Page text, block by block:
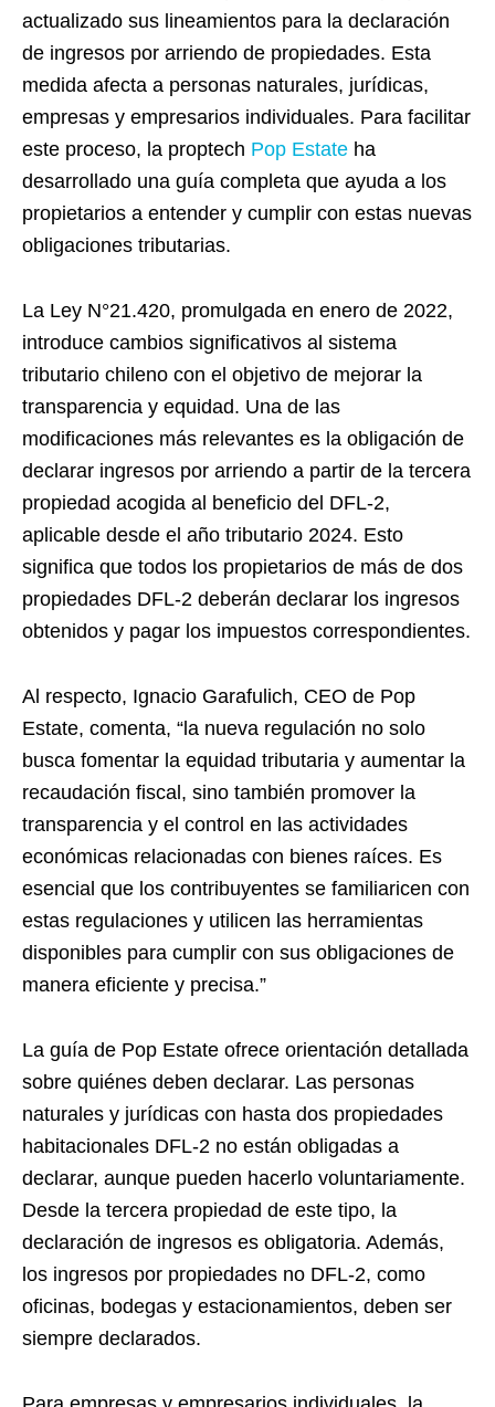
actualizado sus lineamientos para la declaración
de ingresos por arriendo de propiedades. Esta
medida afecta a personas naturales, jurídicas,
empresas y empresarios individuales. Para facilitar
este proceso, la proptech Pop Estate ha
desarrollado una guía completa que ayuda a los
propietarios a entender y cumplir con estas nuevas
obligaciones tributarias.
La Ley N°21.420, promulgada en enero de 2022,
introduce cambios significativos al sistema
tributario chileno con el objetivo de mejorar la
transparencia y equidad. Una de las
modificaciones más relevantes es la obligación de
declarar ingresos por arriendo a partir de la tercera
propiedad acogida al beneficio del DFL-2,
aplicable desde el año tributario 2024. Esto
significa que todos los propietarios de más de dos
propiedades DFL-2 deberán declarar los ingresos
obtenidos y pagar los impuestos correspondientes.
Al respecto, Ignacio Garafulich, CEO de Pop
Estate, comenta, “la nueva regulación no solo
busca fomentar la equidad tributaria y aumentar la
recaudación fiscal, sino también promover la
transparencia y el control en las actividades
económicas relacionadas con bienes raíces. Es
esencial que los contribuyentes se familiaricen con
estas regulaciones y utilicen las herramientas
disponibles para cumplir con sus obligaciones de
manera eficiente y precisa.”
La guía de Pop Estate ofrece orientación detallada
sobre quiénes deben declarar. Las personas
naturales y jurídicas con hasta dos propiedades
habitacionales DFL-2 no están obligadas a
declarar, aunque pueden hacerlo voluntariamente.
Desde la tercera propiedad de este tipo, la
declaración de ingresos es obligatoria. Además,
los ingresos por propiedades no DFL-2, como
oficinas, bodegas y estacionamientos, deben ser
siempre declarados.